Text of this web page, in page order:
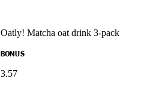
Oatly! Matcha oat drink 3-pack
BONUS
3.57